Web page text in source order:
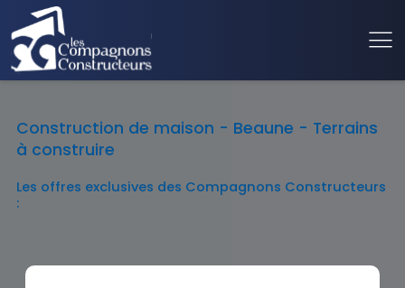
Construction de maison - Beaune - Terrains
à construire
Les offres exclusives des Compagnons Constructeurs
: